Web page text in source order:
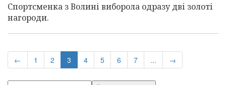
Спортсменка з Волині виборола одразу дві золоті
нагороди.
← 1 2 3 (current)
4 5 6 7 ... →